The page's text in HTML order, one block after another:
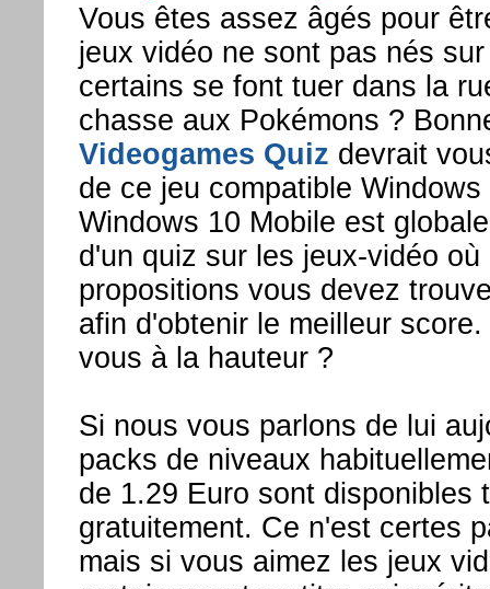
Vous êtes assez âgés pour
jeux vidéo ne sont pas nés
certains se font tuer dans la
chasse aux Pokémons ?
Videogames Quiz devrait
de ce jeu compatible
Windows 10 Mobile est
d'un quiz sur les jeux-vidéo
propositions vous devez
afin d'obtenir le meilleur
vous à la hauteur ?
Si nous vous parlons de lui
packs de niveaux
de 1.29 Euro sont disponibles
gratuitement. Ce n'est certes
mais si vous aimez les jeux